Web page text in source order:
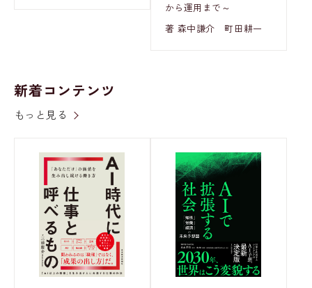
から運用まで～
著 森中謙介 町田耕一
新着コンテンツ
もっと見る